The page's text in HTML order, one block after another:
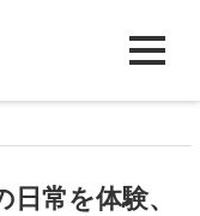
常を体験、